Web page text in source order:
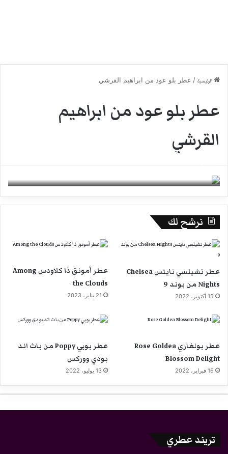
الرئيسية / عطر بلو عود من ابراهيم القرشي
عطر بلو عود من ابراهيم
القرشي
عطر الوفية العود الأزرق من ابراهيم القرشي
نرشح لك
عطر تشيلسي نايتس Chelsea
Nights من بوند 9
15 أكتوبر، 2022
عطر أمونق ذا كلاودس Among
the Clouds
21 يناير، 2023
عطر بولغاري Rose Goldea
Blossom Delight
16 فبراير، 2022
عطر بوبي Poppy من باث اند
بودي ووركس
13 يوليو، 2022
تريند عطري